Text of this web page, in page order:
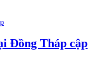
Đồng Tháp cập